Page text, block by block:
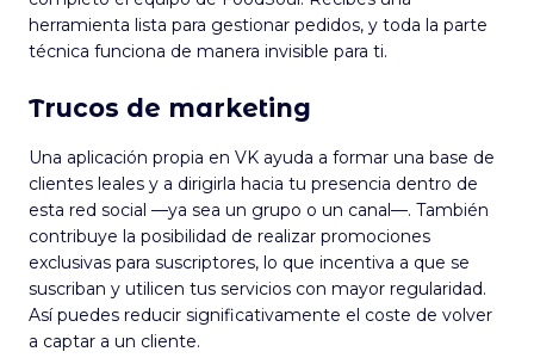
herramienta lista para gestionar pedidos, y toda la parte
técnica funciona de manera invisible para ti.
Trucos de marketing
Una aplicación propia en VK ayuda a formar una base de
clientes leales y a dirigirla hacia tu presencia dentro de
esta red social —ya sea un grupo o un canal—. También
contribuye la posibilidad de realizar promociones
exclusivas para suscriptores, lo que incentiva a que se
suscriban y utilicen tus servicios con mayor regularidad.
Así puedes reducir significativamente el coste de volver
a captar a un cliente.